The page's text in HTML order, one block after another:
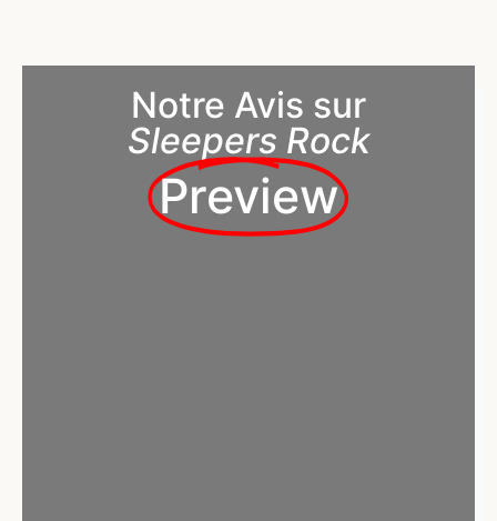
Notre Avis sur
Sleepers Rock
Preview